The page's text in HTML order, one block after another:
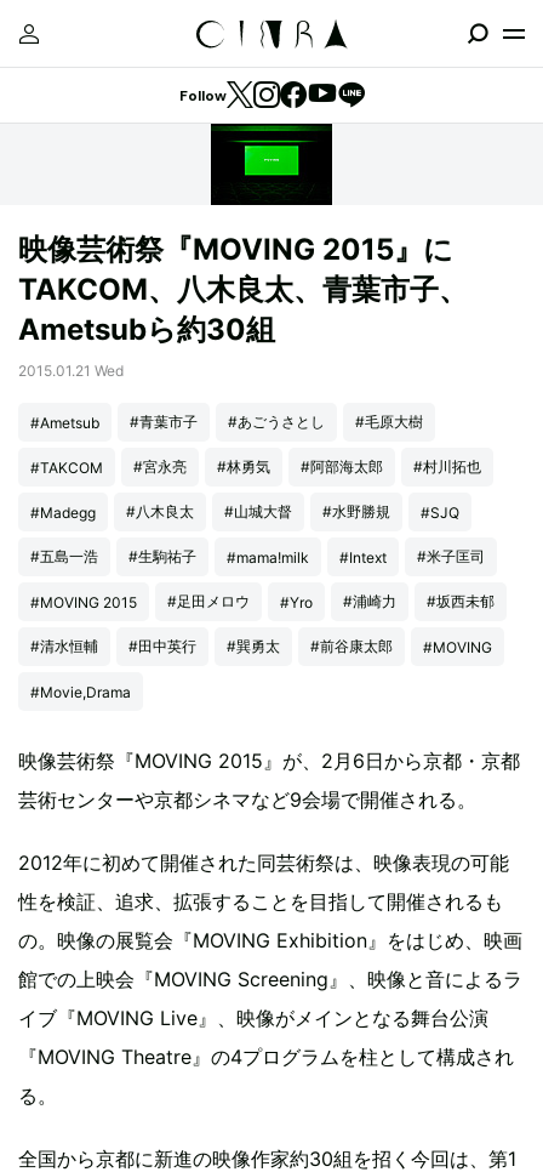
Follow
映像芸術祭『MOVING 2015』に
TAKCOM、八木良太、青葉市子、
Ametsubら約30組
2015.01.21 Wed
#Ametsub #青葉市子 #あごうさとし #毛原大樹
#TAKCOM #宮永亮 #林勇気 #阿部海太郎 #村川拓也
#Madegg #八木良太 #山城大督 #水野勝規 #SJQ
#五島一浩 #生駒祐子 #mama!milk #Intext #米子匡司
#MOVING 2015 #足田メロウ #Yro #浦崎力 #坂西未郁
#清水恒輔 #田中英行 #巽勇太 #前谷康太郎 #MOVING
#Movie,Drama
映像芸術祭『MOVING 2015』が、2月6日から京都・京都
芸術センターや京都シネマなど9会場で開催される。
2012年に初めて開催された同芸術祭は、映像表現の可能
性を検証、追求、拡張することを目指して開催されるも
の。映像の展覧会『MOVING Exhibition』をはじめ、映画
館での上映会『MOVING Screening』、映像と音によるラ
イブ『MOVING Live』、映像がメインとなる舞台公演
『MOVING Theatre』の4プログラムを柱として構成され
る。
全国から京都に新進の映像作家約30組を招く今回は、第1